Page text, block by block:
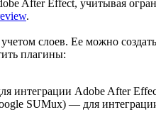
After Effect, учитывая
.
слоев. Ее можно
плагины:
интеграции Adobe After
SUMux) — для